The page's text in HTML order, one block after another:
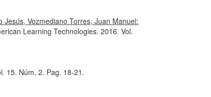
Vozmediano Torres, Juan Manuel:
Learning Technologies. 2016. Vol.
15. Núm. 2. Pag. 18-21.